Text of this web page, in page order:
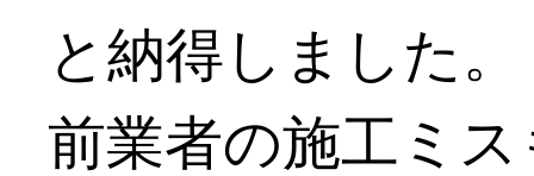
と納得しました。
前業者の施工ミ